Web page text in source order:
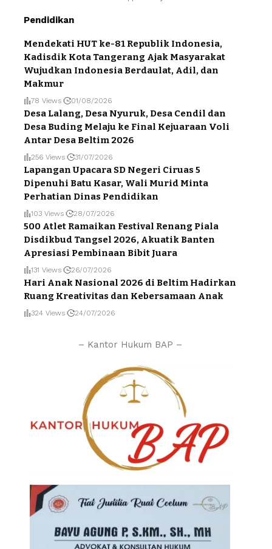
Pendidikan
Mendekati HUT ke-81 Republik Indonesia,
Kadisdik Kota Tangerang Ajak Masyarakat
Wujudkan Indonesia Berdaulat, Adil, dan
Makmur
78 Views 01/08/2026
Desa Lalang, Desa Nyuruk, Desa Cendil dan
Desa Buding Melaju ke Final Kejuaraan Voli
Antar Desa Beltim 2026
256 Views 31/07/2026
Lapangan Upacara SD Negeri Ciruas 5
Dipenuhi Batu Kasar, Wali Murid Minta
Perhatian Dinas Pendidikan
103 Views 28/07/2026
500 Atlet Ramaikan Festival Renang Piala
Disdikbud Tangsel 2026, Akuatik Banten
Apresiasi Pembinaan Bibit Juara
131 Views 26/07/2026
Hari Anak Nasional 2026 di Beltim Hadirkan
Ruang Kreativitas dan Kebersamaan Anak
324 Views 24/07/2026
– Kantor Hukum BAP –